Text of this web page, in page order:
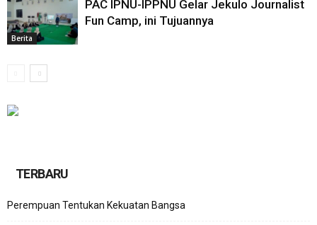
Berita
PAC IPNU-IPPNU Gelar Jekulo Journalist
Fun Camp, ini Tujuannya
TERBARU
Perempuan Tentukan Kekuatan Bangsa